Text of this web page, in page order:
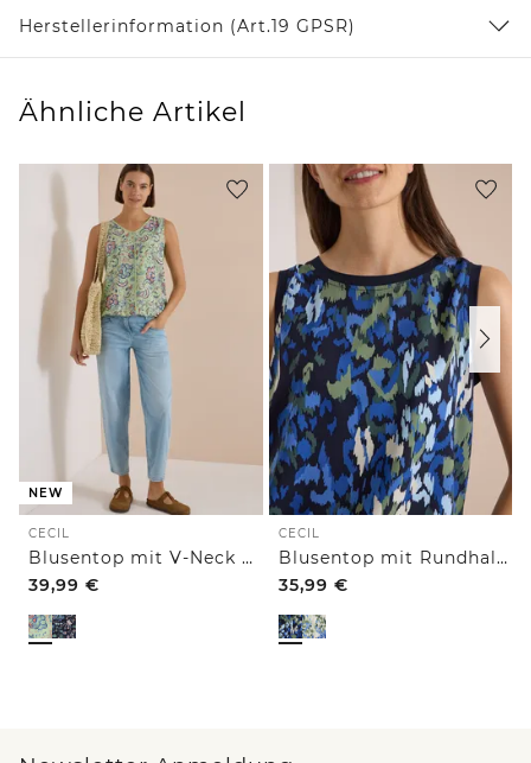
Herstellerinformation (Art.19 GPSR)
Ähnliche Artikel
NEW
CECIL
Blusentop mit V-Neck und Print
39,99 €
CECIL
Blusentop mit Rundhals und Print
35,99 €